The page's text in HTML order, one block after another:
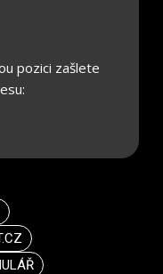
pozici zašlete